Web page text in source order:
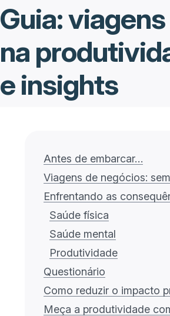
Guia:
na
e insights
Antes de embarcar…
Viagens de negócios:
Enfrentando as
Saúde física
Saúde mental
Produtividade
Questionário
Como reduzir o impacto
Meça a produtividade